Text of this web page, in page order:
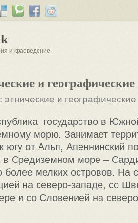
и краеведение
и
этнические и
государство в
морю. Занимает
югу от Альп, Апеннинский
в Средиземном море –
более мелких островов. На
на северо-западе, со
и со Словенией на